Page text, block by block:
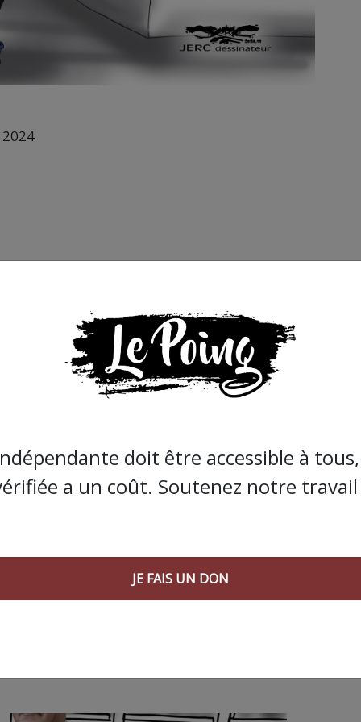
la presse indépendante doit être accessible à
et de qualité nécessite du temps et de l’argent,
Bolloré et de ses amis… Pourvu que ça dure ! Ça
doit être accessible à
a un coût. Soutenez notre
JE FAIS UN DON